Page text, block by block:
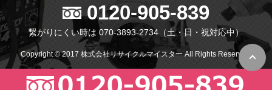
0120-905-839
繋がりにくい時は 070-3893-2734 （土・日・祝対応中）
Copyright © 2017 株式会社リサイクルマイスター All Rights Reserved.
PC版で表示 スマホ版で表示